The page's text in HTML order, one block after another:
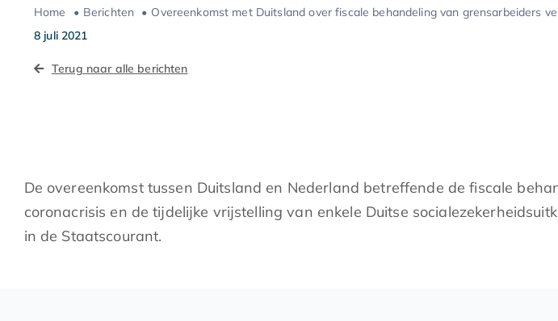
Home Berichten
Overeenkomst met Duitsland over fiscale behandeling van grensarbeiders
8 juli 2021
Terug naar alle berichten
De overeenkomst tussen Duitsland en Nederland betreffende de fiscale
coronacrisis en de tijdelijke vrijstelling van enkele Duitse
in de Staatscourant.